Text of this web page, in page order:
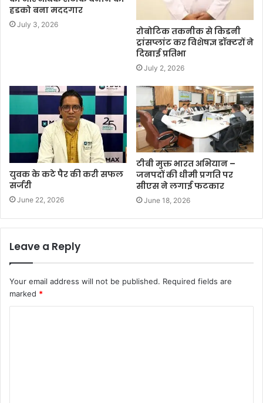
हडको बना मददगार
July 3, 2026
रोबोटिक तकनीक से किडनी
ट्रांसप्लांट कर विशेषज्ञ डॉक्टरों ने
दिखाई प्रतिभा
July 2, 2026
युवक के कटे पैर की करी सफल
सर्जरी
June 22, 2026
टीबी मुक्त भारत अभियान –
जनपदों की धीमी प्रगति पर
सीएस ने लगाई फटकार
June 18, 2026
Leave a Reply
Your email address will not be published. Required fields are
marked *